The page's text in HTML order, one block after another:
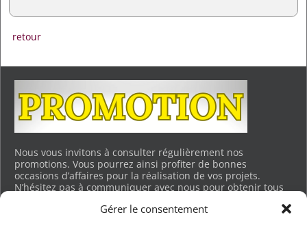
Gérer le consentement
retour
Nous vous invitons à consulter régulièrement nos
promotions. Vous pourrez ainsi profiter de bonnes
occasions d’affaires pour la réalisation de vos projets.
N’hésitez pas à communiquer avec nous pour obtenir tous